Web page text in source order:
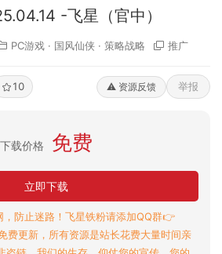
-飞星（官中）
PC游戏 · 国风仙侠 · 策略战略 推广
10 ⚠️ 资源反馈 举报
下载价格 免费
立即下载
，防止迷路！飞星铁粉请添加QQ群👉
费更新，所有资源是站长花费大量时间亲